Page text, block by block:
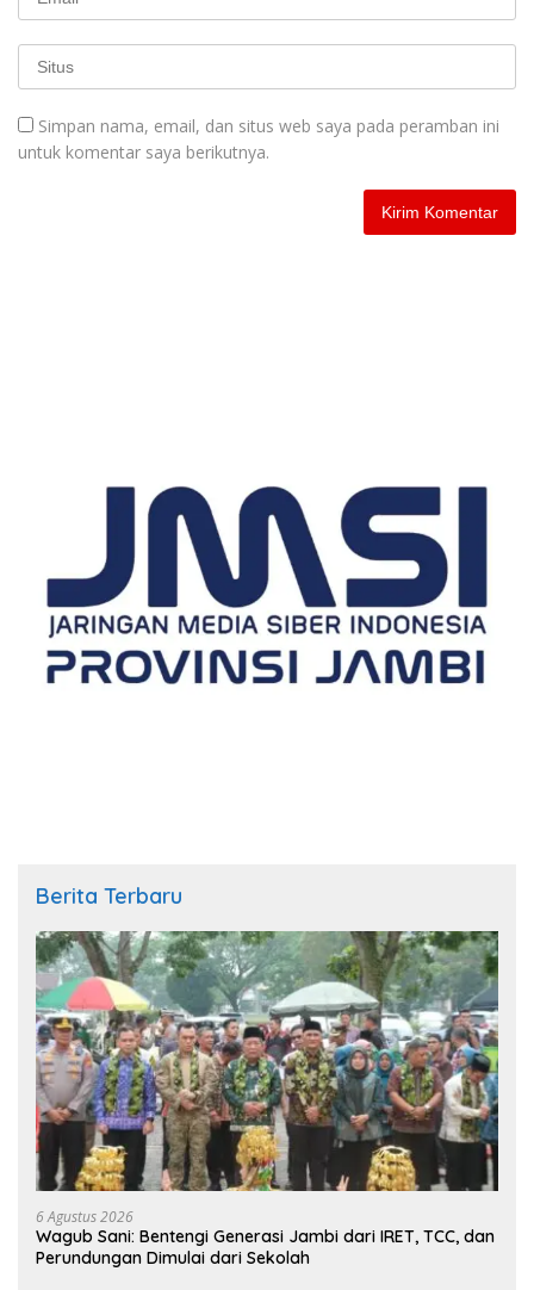
Simpan nama, email, dan situs web saya pada peramban ini
untuk komentar saya berikutnya.
Berita Terbaru
6 Agustus 2026
Wagub Sani: Bentengi Generasi Jambi dari IRET, TCC, dan
Perundungan Dimulai dari Sekolah